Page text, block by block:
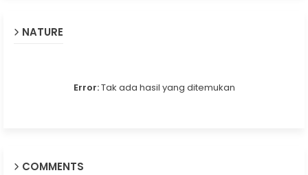
NATURE
Error:Tak ada hasil yang ditemukan
COMMENTS